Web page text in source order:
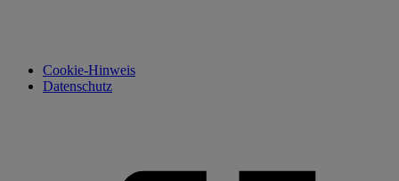
Cookie-Hinweis
Datenschutz